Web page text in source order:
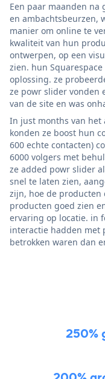
Een paar maanden
en ambachtsbeurzen,
manier om online te
kwaliteit van hun
ontwerpen, op een
zien. hun
oplossing. ze
ze powr slider vonden
van de site en was
In just months van het
konden ze boost hun
600 echte contacten)
6000 volgers met
ze added powr slider
snel te laten zien,
zijn, hoe de
producten goed zien
ervaring op locatie. in
interactie hadden met
betrokken waren dan
250%